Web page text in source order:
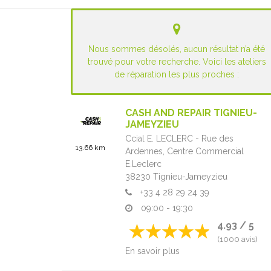
Nous sommes désolés, aucun résultat n’a été
trouvé pour votre recherche. Voici les ateliers
de réparation les plus proches :
13.66 km
CASH AND REPAIR TIGNIEU-
JAMEYZIEU
Ccial E. LECLERC - Rue des
Ardennes, Centre Commercial
E.Leclerc
38230 Tignieu-Jameyzieu
+33 4 28 29 24 39
09:00 - 19:30
4.93 / 5
(1000 avis)
En savoir plus